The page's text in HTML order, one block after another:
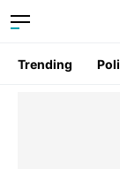
Trending